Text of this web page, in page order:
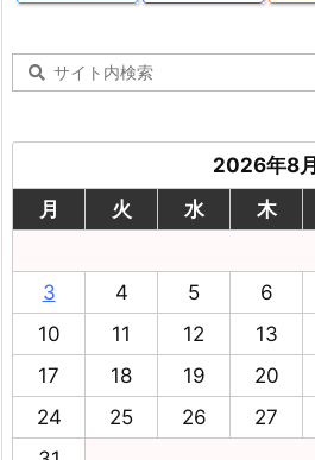
2026年8月
月
火 水 木
3
4 5 6
10
11 12 13
17
18 19 20
24
25 26 27